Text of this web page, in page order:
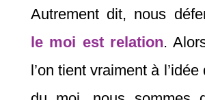
Autrement dit, nous
le moi est relation.
l’on tient vraiment à l’idée